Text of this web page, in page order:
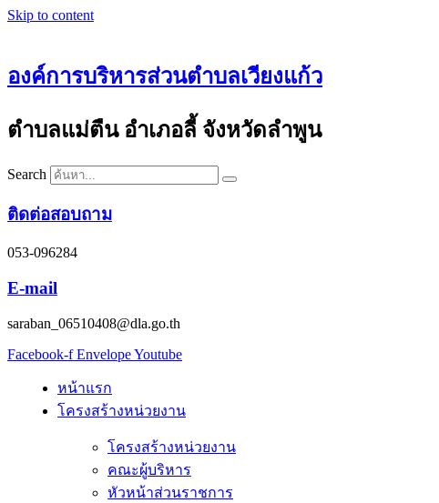
Skip to content
องค์การบริหารส่วนตำบลเวียงแก้ว
ตำบลแม่ตืน อำเภอลี้ จังหวัดลำพูน
Search
ติดต่อสอบถาม
053-096284
E-mail
saraban_06510408@dla.go.th
Facebook-f EnvelopeYoutube
หน้าแรก
โครงสร้างหน่วยงาน
โครงสร้างหน่วยงาน
คณะผู้บริหาร
หัวหน้าส่วนราชการ